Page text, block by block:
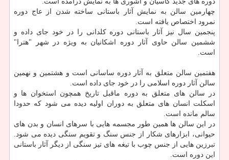
چهارمین سالن به نمایش آثار باستانی ساخته شدن از عاج دوره
نمرود اختصاص یافته است.
پنجمین سال نیز آثار باستانی دوره کلدانی را در خود جای داده و
ششمین سالن حاوی آثار دوره اشکانیان به ویژه در شهر "هترا"
است.
هفتمین سالن متعلق به آثار دوره ساسانی است و هشتمین و نهمین
سالن آثار دوره اسلامی را در خود جای داده است.
در سالن های متعلق به دوره ماقبل تاریخ همچون استخوان ها و
اسکلت انسان های متعلق به دوران اولیه دیده می شود که حدودا
سالم مانده است.
در این سالن ها همین طور مجسمه هایی با سرهای انسان و بدن های
حیوانی، ابزارهای شکار از جنس سنگ و تقویم سنگی دیده می شود.
تبرزین هایی از جنس چوب با تیغه های تیز سنگی از دیگر آثار باستانی
این دوره است.